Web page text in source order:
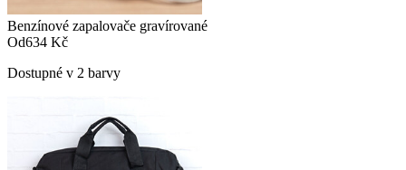
Benzínové zapalovače gravírované
Od634 Kč
Dostupné v 2 barvy